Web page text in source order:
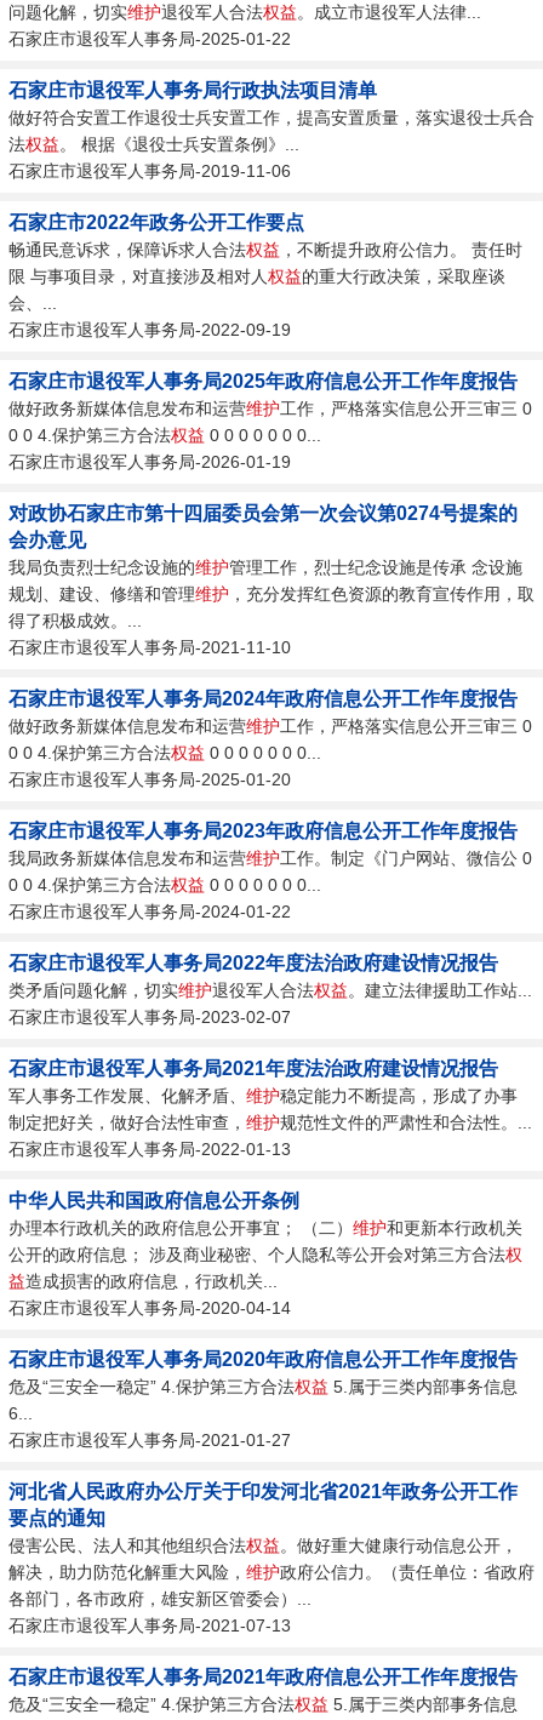
问题化解，切实维护退役军人合法权益。成立市退役军人法律...
石家庄市退役军人事务局-2025-01-22
石家庄市退役军人事务局行政执法项目清单
做好符合安置工作退役士兵安置工作，提高安置质量，落实退役士兵合
法权益。 根据《退役士兵安置条例》...
石家庄市退役军人事务局-2019-11-06
石家庄市2022年政务公开工作要点
畅通民意诉求，保障诉求人合法权益 ，不断提升政府公信力。 责任时
限 与事项目录，对直接涉及相对人权益的重大行政决策，采取座谈
会、...
石家庄市退役军人事务局-2022-09-19
石家庄市退役军人事务局2025年政府信息公开工作年度报告
做好政务新媒体信息发布和运营维护工作，严格落实信息公开三审三 0
0 0 4.保护第三方合法权益 0 0 0 0 0 0 0...
石家庄市退役军人事务局-2026-01-19
对政协石家庄市第十四届委员会第一次会议第0274号提案的
会办意见
我局负责烈士纪念设施的维护管理工作，烈士纪念设施是传承 念设施
规划、建设、修缮和管理维护 ，充分发挥红色资源的教育宣传作用，取
得了积极成效。...
石家庄市退役军人事务局-2021-11-10
石家庄市退役军人事务局2024年政府信息公开工作年度报告
做好政务新媒体信息发布和运营维护工作，严格落实信息公开三审三 0
0 0 4.保护第三方合法权益 0 0 0 0 0 0 0...
石家庄市退役军人事务局-2025-01-20
石家庄市退役军人事务局2023年政府信息公开工作年度报告
我局政务新媒体信息发布和运营维护工作。制定《门户网站、微信公 0
0 0 4.保护第三方合法权益 0 0 0 0 0 0 0...
石家庄市退役军人事务局-2024-01-22
石家庄市退役军人事务局2022年度法治政府建设情况报告
类矛盾问题化解，切实维护退役军人合法权益。建立法律援助工作站...
石家庄市退役军人事务局-2023-02-07
石家庄市退役军人事务局2021年度法治政府建设情况报告
军人事务工作发展、化解矛盾、 维护稳定能力不断提高，形成了办事
制定把好关，做好合法性审查， 维护规范性文件的严肃性和合法性。...
石家庄市退役军人事务局-2022-01-13
中华人民共和国政府信息公开条例
办理本行政机关的政府信息公开事宜； （二） 维护和更新本行政机关
公开的政府信息； 涉及商业秘密、个人隐私等公开会对第三方合法权
益造成损害的政府信息，行政机关...
石家庄市退役军人事务局-2020-04-14
石家庄市退役军人事务局2020年政府信息公开工作年度报告
危及“三安全一稳定” 4.保护第三方合法权益 5.属于三类内部事务信息
6...
石家庄市退役军人事务局-2021-01-27
河北省人民政府办公厅关于印发河北省2021年政务公开工作
要点的通知
侵害公民、法人和其他组织合法权益。做好重大健康行动信息公开，
解决，助力防范化解重大风险， 维护政府公信力。（责任单位：省政府
各部门，各市政府，雄安新区管委会）...
石家庄市退役军人事务局-2021-07-13
石家庄市退役军人事务局2021年政府信息公开工作年度报告
危及“三安全一稳定” 4.保护第三方合法权益 5.属于三类内部事务信息